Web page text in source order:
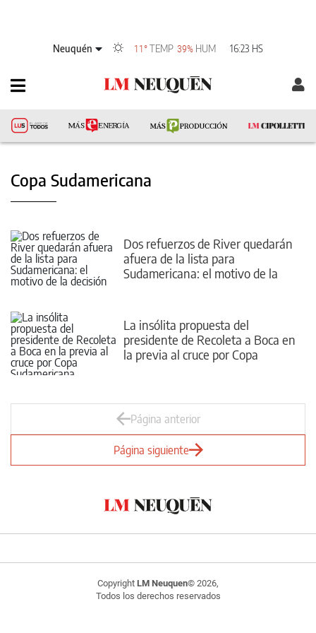
Neuquén 11°TEMP 39% HUM 16:23 HS
Copa Sudamericana
Dos refuerzos de River quedarán
afuera de la lista para
Sudamericana: el motivo de la
La insólita propuesta del
presidente de Recoleta a Boca en
la previa al cruce por Copa
Página anterior
Página siguiente
Copyright LM Neuquen© 2026,
Todos los derechos reservados